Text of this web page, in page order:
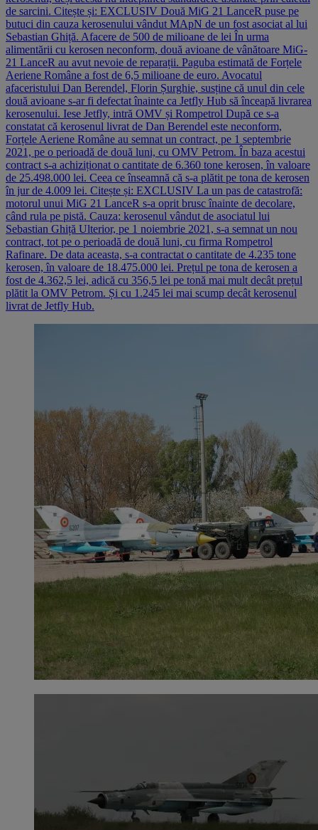
de sarcini. Citește și: EXCLUSIV Două MiG 21 LanceR puse pe
butuci din cauza kerosenului vândut MApN de un fost asociat al lui
Sebastian Ghiță. Afacere de 500 de milioane de lei În urma
alimentării cu kerosen neconform, două avioane de vânătoare MiG-
21 LanceR au avut nevoie de reparații. Paguba estimată de Forțele
Aeriene Române a fost de 6,5 milioane de euro. Avocatul
afaceristului Dan Berendel, Florin Șurghie, susține că unul din cele
două avioane s-ar fi defectat înainte ca Jetfly Hub să înceapă livrarea
kerosenului. Iese Jetfly, intră OMV și Rompetrol După ce s-a
constatat că kerosenul livrat de Dan Berendel este neconform,
Forțele Aeriene Române au semnat un contract, pe 1 septembrie
2021, pe o perioadă de două luni, cu OMV Petrom. În baza acestui
contract s-a achiziționat o cantitate de 6.360 tone kerosen, în valoare
de 25.498.000 lei. Ceea ce înseamnă că s-a plătit pe tona de kerosen
în jur de 4.009 lei. Citește și: EXCLUSIV La un pas de catastrofă:
motorul unui MiG 21 LanceR s-a oprit brusc înainte de decolare,
când rula pe pistă. Cauza: kerosenul vândut de asociatul lui
Sebastian Ghiță Ulterior, pe 1 noiembrie 2021, s-a semnat un nou
contract, tot pe o perioadă de două luni, cu firma Rompetrol
Rafinare. De data aceasta, s-a contractat o cantitate de 4.235 tone
kerosen, în valoare de 18.475.000 lei. Prețul pe tona de kerosen a
fost de 4.362,5 lei, adică cu 356,5 lei pe tonă mai mult decât prețul
plătit la OMV Petrom. Și cu 1.245 lei mai scump decât kerosenul
livrat de Jetfly Hub.